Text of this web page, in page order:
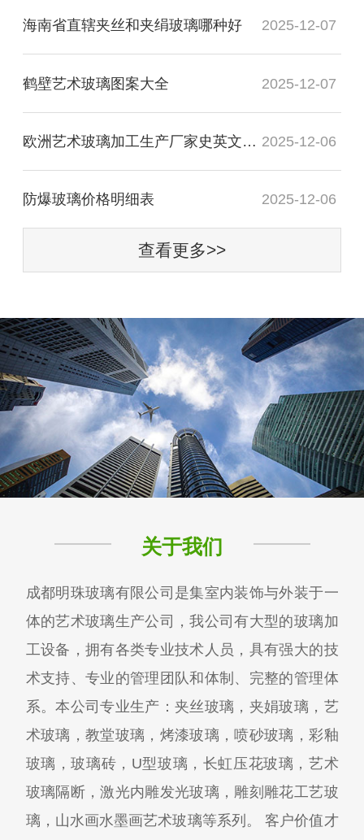
海南省直辖夹丝和夹绢玻璃哪种好 2025-12-07
鹤壁艺术玻璃图案大全 2025-12-07
欧洲艺术玻璃加工生产厂家史英文名词解释 2025-12-06
防爆玻璃价格明细表 2025-12-06
查看更多>>
关于我们
成都明珠玻璃有限公司是集室内装饰与外装于一
体的艺术玻璃生产公司，我公司有大型的玻璃加
工设备，拥有各类专业技术人员，具有强大的技
术支持、专业的管理团队和体制、完整的管理体
系。本公司专业生产：夹丝玻璃，夹娟玻璃，艺
术玻璃，教堂玻璃，烤漆玻璃，喷砂玻璃，彩釉
玻璃，玻璃砖，U型玻璃，长虹压花玻璃，艺术
玻璃隔断，激光内雕发光玻璃，雕刻雕花工艺玻
璃，山水画水墨画艺术玻璃等系列。 客户价值才